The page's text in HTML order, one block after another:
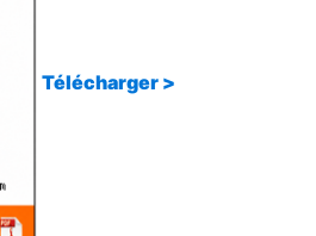
Télécharger >